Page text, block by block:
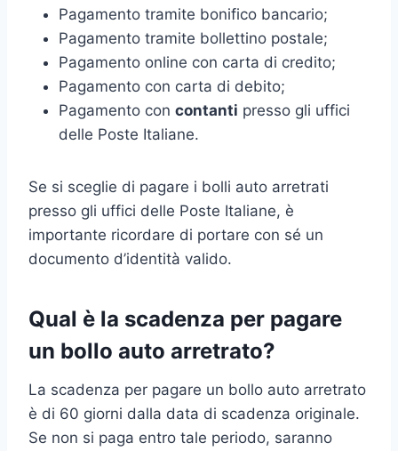
Pagamento tramite bonifico bancario;
Pagamento tramite bollettino postale;
Pagamento online con carta di credito;
Pagamento con carta di debito;
Pagamento con contanti presso gli uffici
delle Poste Italiane.
Se si sceglie di pagare i bolli auto arretrati
presso gli uffici delle Poste Italiane, è
importante ricordare di portare con sé un
documento d’identità valido.
Qual è la scadenza per pagare
un bollo auto arretrato?
La scadenza per pagare un bollo auto arretrato
è di 60 giorni dalla data di scadenza originale.
Se non si paga entro tale periodo, saranno